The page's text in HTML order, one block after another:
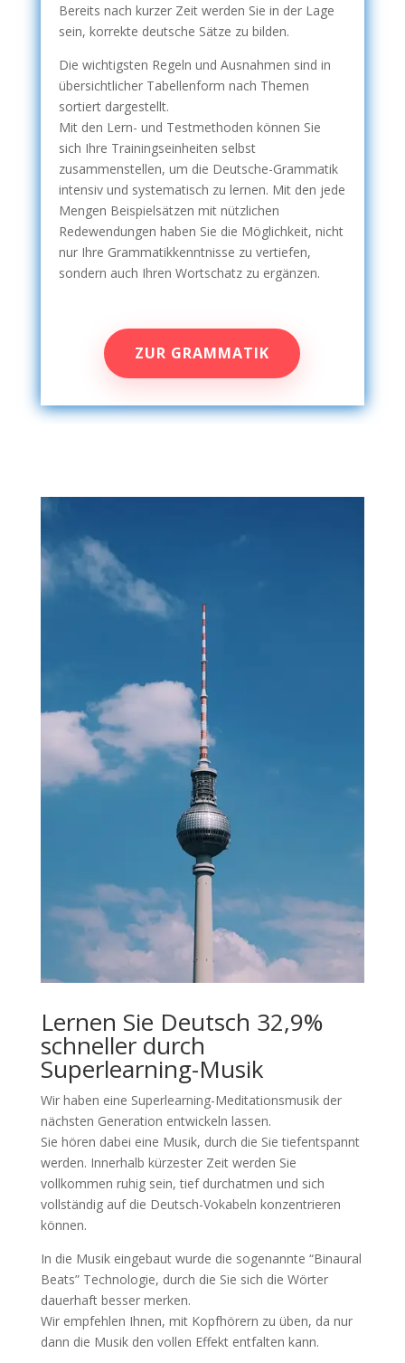
Bereits nach kurzer Zeit werden Sie in der Lage
sein, korrekte deutsche Sätze zu bilden.
Die wichtigsten Regeln und Ausnahmen sind in
übersichtlicher Tabellenform nach Themen
sortiert dargestellt.
Mit den Lern- und Testmethoden können Sie
sich Ihre Trainingseinheiten selbst
zusammenstellen, um die Deutsche-Grammatik
intensiv und systematisch zu lernen. Mit den jede
Mengen Beispielsätzen mit nützlichen
Redewendungen haben Sie die Möglichkeit, nicht
nur Ihre Grammatikkenntnisse zu vertiefen,
sondern auch Ihren Wortschatz zu ergänzen.
ZUR GRAMMATIK
Lernen Sie Deutsch 32,9%
schneller durch
Superlearning-Musik
Wir haben eine Superlearning-Meditationsmusik der
nächsten Generation entwickeln lassen.
Sie hören dabei eine Musik, durch die Sie tiefentspannt
werden. Innerhalb kürzester Zeit werden Sie
vollkommen ruhig sein, tief durchatmen und sich
vollständig auf die Deutsch-Vokabeln konzentrieren
können.
In die Musik eingebaut wurde die sogenannte “Binaural
Beats” Technologie, durch die Sie sich die Wörter
dauerhaft besser merken.
Wir empfehlen Ihnen, mit Kopfhörern zu üben, da nur
dann die Musik den vollen Effekt entfalten kann.